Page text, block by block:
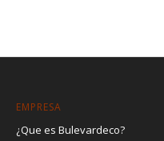
EMPRESA
¿Que es Bulevardeco?